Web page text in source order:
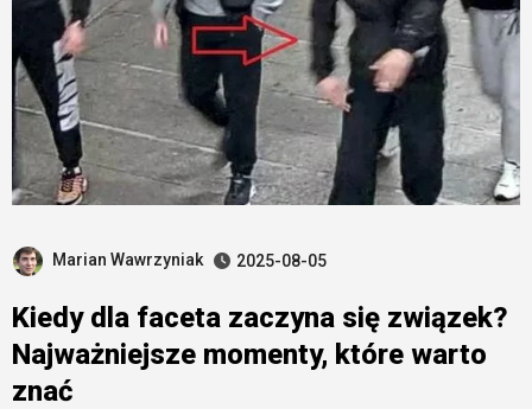
Marian Wawrzyniak 2025-08-05
Kiedy dla faceta zaczyna się związek?
Najważniejsze momenty, które warto
znać